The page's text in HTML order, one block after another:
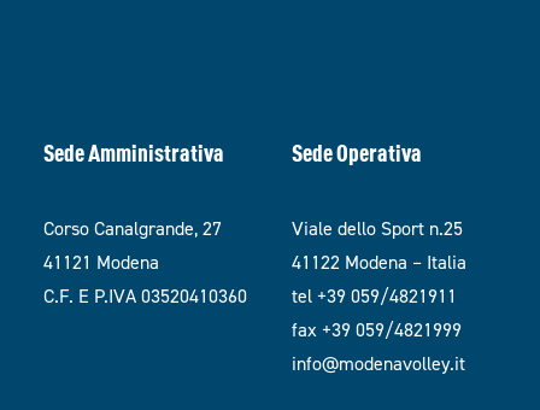
Sede Amministrativa
Corso Canalgrande, 27
41121 Modena
C.F. E P.IVA 03520410360
Sede Operativa
Viale dello Sport n.25
41122 Modena – Italia
tel +39 059/4821911
fax +39 059/4821999
info@modenavolley.it